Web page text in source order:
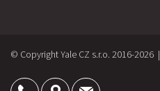
© Copyright Yale CZ s.r.o. 2016-2026 |